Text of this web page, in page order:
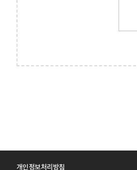
개인정보처리방침